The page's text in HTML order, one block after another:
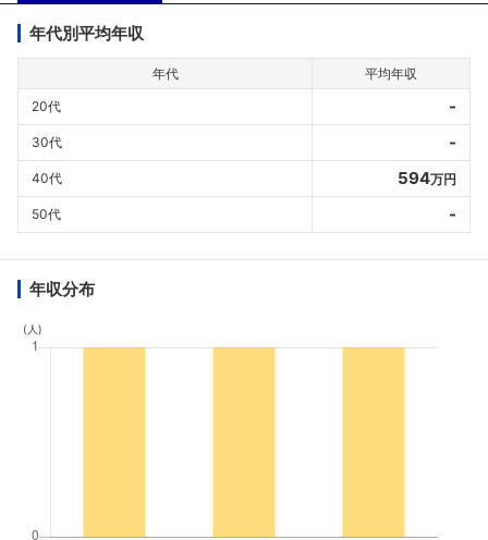
年代別平均年収
年代
平均年収
20代
-
30代 -
40代 594万円
50代 -
年収分布
(人)